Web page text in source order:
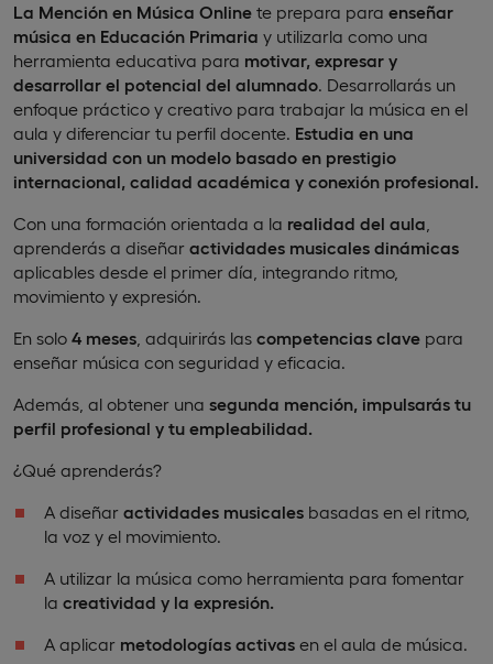
La Mención en Música Online te prepara para enseñar
música en Educación Primaria y utilizarla como una
herramienta educativa para motivar, expresar y
desarrollar el potencial del alumnado. Desarrollarás un
enfoque práctico y creativo para trabajar la música en el
aula y diferenciar tu perfil docente. Estudia en una
universidad con un modelo basado en prestigio
internacional, calidad académica y conexión profesional.
Con una formación orientada a la realidad del aula
aprenderás a diseñar actividades musicales dinámicas
aplicables desde el primer día, integrando ritmo,
movimiento y expresión.
En solo 4 meses , adquirirás las competencias clave para
enseñar música con seguridad y eficacia.
Además, al obtener una segunda mención, impulsarás tu
perfil profesional y tu empleabilidad.
¿Qué aprenderás?
A diseñar actividades musicales basadas en el ritmo,
la voz y el movimiento.
A utilizar la música como herramienta para fomentar
la creatividad y la expresión.
A aplicar metodologías activas en el aula de música.